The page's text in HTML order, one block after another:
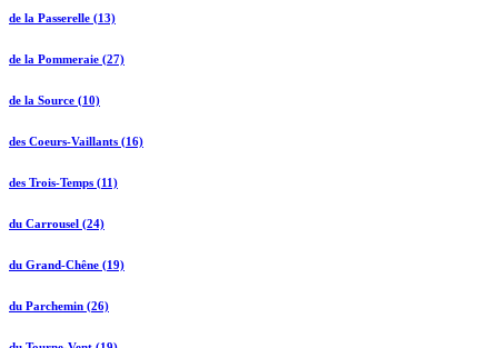
de la Passerelle (13)
de la Pommeraie (27)
de la Source (10)
des Coeurs-Vaillants (16)
des Trois-Temps (11)
du Carrousel (24)
du Grand-Chêne (19)
du Parchemin (26)